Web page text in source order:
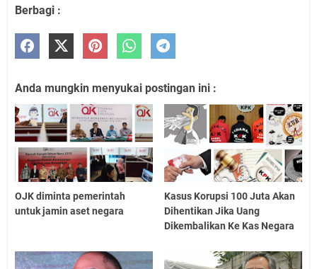
Berbagi :
Anda mungkin menyukai postingan ini :
OJK diminta pemerintah
untuk jamin aset negara
Kasus Korupsi 100 Juta Akan
Dihentikan Jika Uang
Dikembalikan Ke Kas Negara